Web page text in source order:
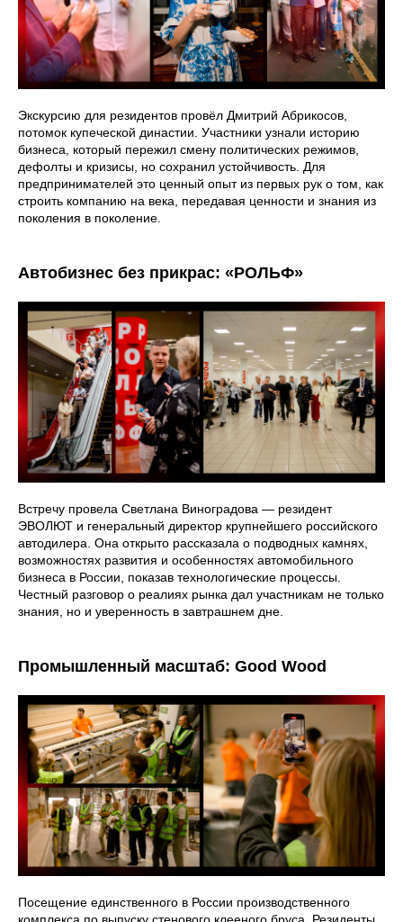
Экскурсию для резидентов провёл Дмитрий Абрикосов,
потомок купеческой династии. Участники узнали историю
бизнеса, который пережил смену политических режимов,
дефолты и кризисы, но сохранил устойчивость. Для
предпринимателей это ценный опыт из первых рук о том, как
строить компанию на века, передавая ценности и знания из
поколения в поколение.
Автобизнес без прикрас: «РОЛЬФ»
Встречу провела Светлана Виноградова — резидент
ЭВОЛЮТ и генеральный директор крупнейшего российского
автодилера. Она открыто рассказала о подводных камнях,
возможностях развития и особенностях автомобильного
бизнеса в России, показав технологические процессы.
Честный разговор о реалиях рынка дал участникам не только
знания, но и уверенность в завтрашнем дне.
Промышленный масштаб: Good Wood
Посещение единственного в России производственного